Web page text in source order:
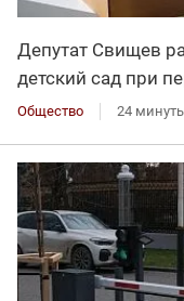
Депутат Свищев
детский сад при
Общество 24